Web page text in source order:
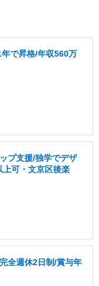
で昇格/年収560万
プ支援/独学でデザ
上可・文京区後楽
全週休2日制/賞与年